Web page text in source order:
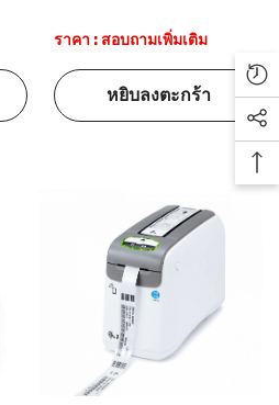
ราคา : สอบถามเพิ่มเติม
หยิบลงตะกร้า